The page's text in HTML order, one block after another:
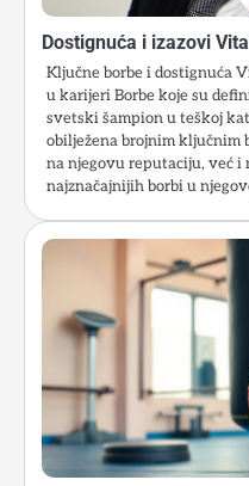
Dostignuća i izazovi
Ključne borbe i dostignuća
u karijeri Borbe koje su
svetski šampion u teškoj
obilježena brojnim ključnim
na njegovu reputaciju, već i
najznačajnijih borbi u